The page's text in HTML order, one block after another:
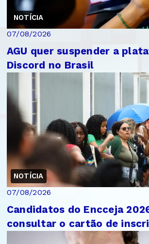
NOTÍCIA
07/08/2026
AGU quer suspender a
Discord no Brasil
NOTÍCIA
07/08/2026
Candidatos do Encceja
consultar o cartão de